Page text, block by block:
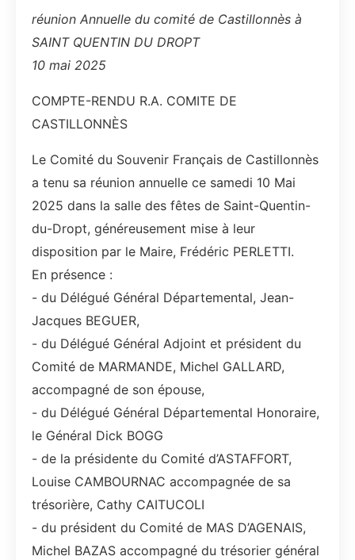
réunion Annuelle du comité de Castillonnès à
SAINT QUENTIN DU DROPT
10 mai 2025
COMPTE-RENDU R.A. COMITE DE
CASTILLONNÈS
Le Comité du Souvenir Français de Castillonnès
a tenu sa réunion annuelle ce samedi 10 Mai
2025 dans la salle des fêtes de Saint-Quentin-
du-Dropt, généreusement mise à leur
disposition par le Maire, Frédéric PERLETTI.
En présence :
- du Délégué Général Départemental, Jean-
Jacques BEGUER,
- du Délégué Général Adjoint et président du
Comité de MARMANDE, Michel GALLARD,
accompagné de son épouse,
- du Délégué Général Départemental Honoraire,
le Général Dick BOGG
- de la présidente du Comité d’ASTAFFORT,
Louise CAMBOURNAC accompagnée de sa
trésorière, Cathy CAITUCOLI
- du président du Comité de MAS D’AGENAIS,
Michel BAZAS accompagné du trésorier général